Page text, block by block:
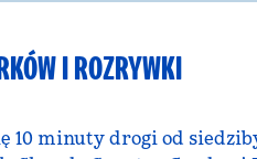
I ROZRYWKI
10 minuty drogi od